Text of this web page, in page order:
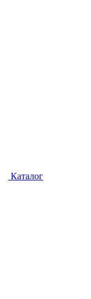
Каталог